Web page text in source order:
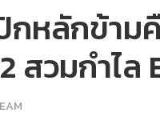
กหลักข้าม
สวมกำไ